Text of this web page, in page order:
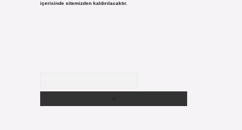
içerisinde sitemizden kaldırılacaktır.